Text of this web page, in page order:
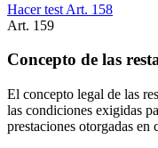
Hacer test Art. 158
Art. 159
Concepto de las
El concepto legal de las
las condiciones exigidas
prestaciones otorgadas en